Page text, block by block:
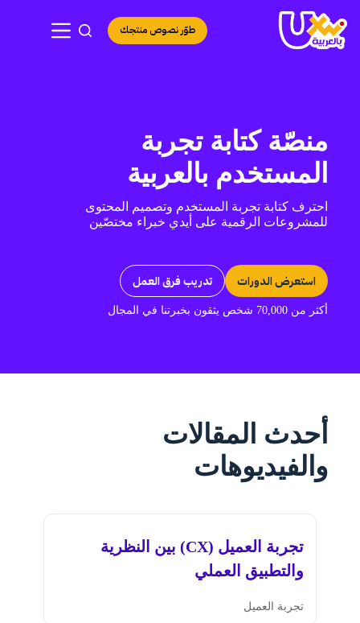
إلى
المحتوى
طوّر نصوص منتجك
منصّة كتابة تجربة
المستخدم بالعربية
احترف كتابة تجربة المستخدم وتصميم المحتوى
للمشروعات الرقمية على أيدي خبراء مختصّين
استعرض الدورات تدريب فرق العمل
أكثر من 70,000 شخص يثقون بخبرتنا في المجال
أحدث المقالات
والفيديوهات
تجربة العميل (CX) بين النظرية
والتطبيق العملي
تجربة العميل